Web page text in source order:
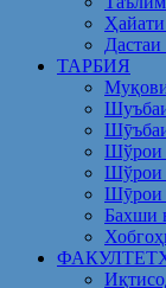
ТАРБИЯ
Шўрои
Шўрои
Шӯрои
Бахши